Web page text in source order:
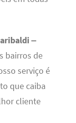
–
bairros de
serviço é
que caiba
cliente